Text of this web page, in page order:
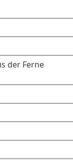
der Ferne